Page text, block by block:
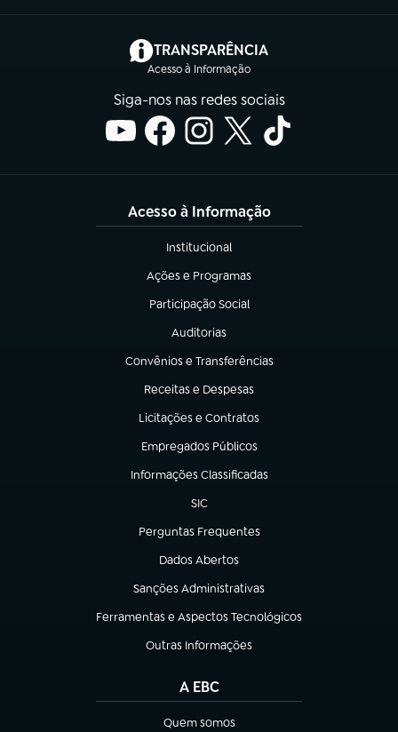
TRANSPARÊNCIA
Acesso à Informação
(abre em nova aba)
Siga-nos nas redes sociais
Acesso à Informação
Institucional
(abre em nova aba)
Ações e Programas
(abre em nova aba)
Participação Social
(abre em nova aba)
Auditorias
(abre em nova aba)
Convênios e Transferências
(abre em nova aba)
Receitas e Despesas
(abre em nova aba)
Licitações e Contratos
(abre em nova aba)
Empregados Públicos
(abre em nova aba)
Informações Classificadas
(abre em nova aba)
SIC
(abre em nova aba)
Perguntas Frequentes
(abre em nova aba)
Dados Abertos
(abre em nova aba)
Sanções Administrativas
(abre em nova aba)
Ferramentas e Aspectos Tecnológicos
(abre em nova aba)
Outras Informações
(abre em nova aba)
A EBC
Quem somos
(abre em nova aba)